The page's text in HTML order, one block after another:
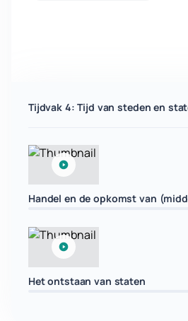
Tijdvak 4: Tijd van steden en
Handel en de opkomst van
Het ontstaan van staten